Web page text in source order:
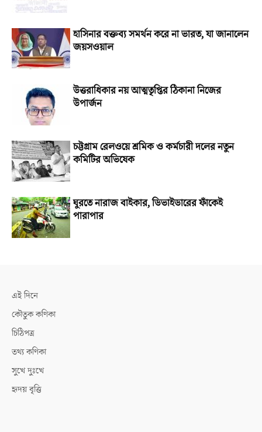
হাসিনার বক্তব্য সমর্থন করে না ভারত, যা জানালেন
জয়সওয়াল
উত্তরাধিকার নয় আত্মতৃপ্তির ঠিকানা নিজের
উপার্জন
চট্টগ্রাম রেলওয়ে শ্রমিক ও কর্মচারী দলের নতুন
কমিটির অভিষেক
ঘুরতে নারাজ বাইকার, ডিভাইডারের ফাঁকেই
পারাপার
এই দিনে
কৌতুক কণিকা
চিঠিপত্র
তথ্য কণিকা
সুখে দুঃখে
হৃদয় বৃত্তি